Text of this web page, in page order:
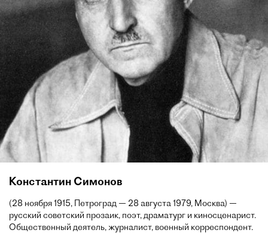
Константин Симонов
(28 ноября 1915, Петроград — 28 августа 1979, Москва) —
русский советский прозаик, поэт, драматург и киносценарист.
Общественный деятель, журналист, военный корреспондент.